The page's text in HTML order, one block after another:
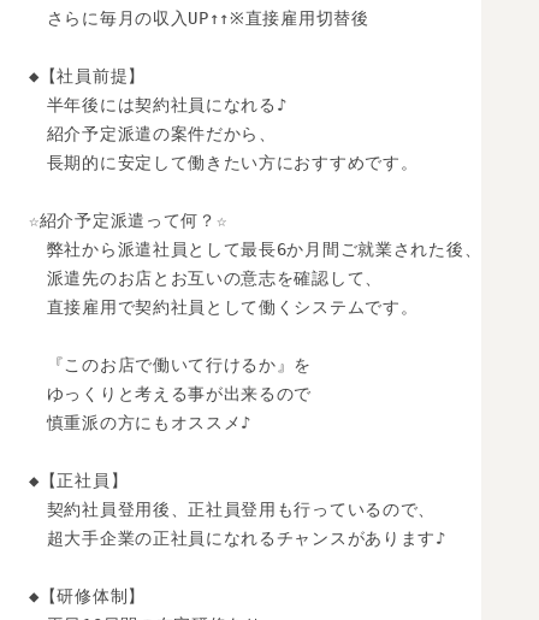
さらに毎月の収入UP↑↑※直接雇用切替後
◆【社員前提】
半年後には契約社員になれる♪
紹介予定派遣の案件だから、
長期的に安定して働きたい方におすすめです。
☆紹介予定派遣って何？☆
弊社から派遣社員として最長6か月間ご就業された後、
派遣先のお店とお互いの意志を確認して、
直接雇用で契約社員として働くシステムです。
『このお店で働いて行けるか』を
ゆっくりと考える事が出来るので
慎重派の方にもオススメ♪
◆【正社員】
契約社員登用後、正社員登用も行っているので、
超大手企業の正社員になれるチャンスがあります♪
◆【研修体制】